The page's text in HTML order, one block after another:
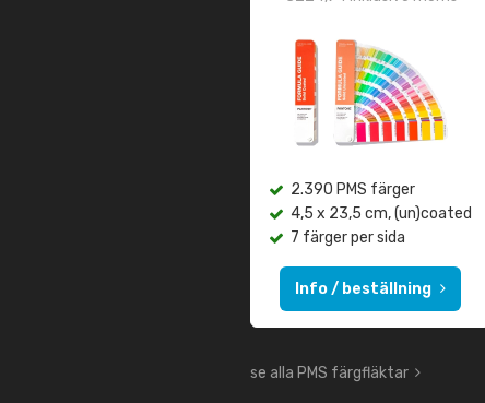
2.390 PMS färger
4,5 x 23,5 cm, (un)coated
7 färger per sida
Info / beställning
se alla PMS färgfläktar